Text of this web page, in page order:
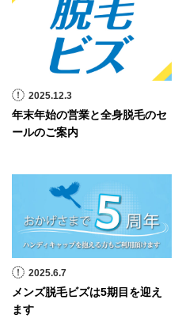
2025.12.3
年末年始の営業と全身脱毛のセ
ールのご案内
2025.6.7
メンズ脱毛ビズは5期目を迎え
ます